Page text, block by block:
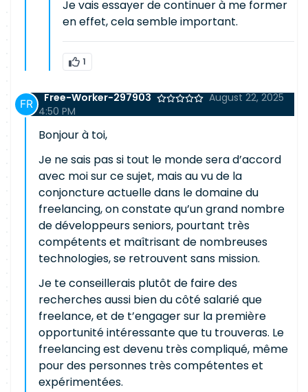
Je vais essayer de continuer à me former
en effet, cela semble important.
1
Free-Worker-297903
August 22, 2025
4:50 PM
Bonjour à toi,
Je ne sais pas si tout le monde sera d’accord
avec moi sur ce sujet, mais au vu de la
conjoncture actuelle dans le domaine du
freelancing, on constate qu’un grand nombre
de développeurs seniors, pourtant très
compétents et maîtrisant de nombreuses
technologies, se retrouvent sans mission.
Je te conseillerais plutôt de faire des
recherches aussi bien du côté salarié que
freelance, et de t’engager sur la première
opportunité intéressante que tu trouveras. Le
freelancing est devenu très compliqué, même
pour des personnes très compétentes et
expérimentées.